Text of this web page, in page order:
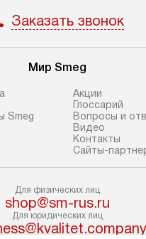
при
с вами,
до подъезда.
доставить
вашей квартиры
пожалуйста,
эту услугу будет
плата.
на размеры
в
Заказать звонок
Мир Smeg
Smeg
Акции
Глоссарий
Вопросы и
Видео
Контакты
Сайты-
Для физических лиц
shop@sm-rus.ru
Для юридических лиц